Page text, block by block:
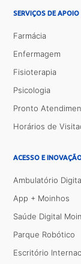
SERVIÇOS DE APOIO
Farmácia
Enfermagem
Fisioterapia
Psicologia
Pronto
Horários de
ACESSO E
Ambulatório
App + Moinhos
Saúde Digital
Parque Robótico
Escritório